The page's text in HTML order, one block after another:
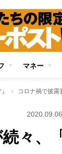
マネー
々、